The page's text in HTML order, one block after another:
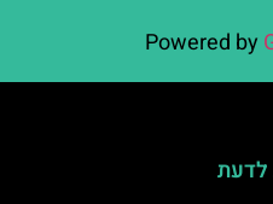
Powered by